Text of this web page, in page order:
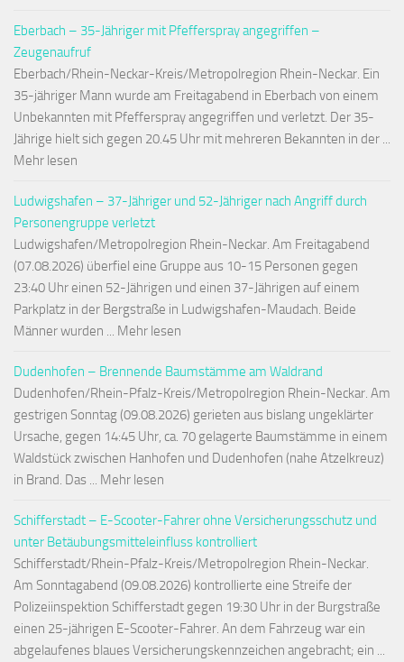
Eberbach – 35-Jähriger mit Pfefferspray angegriffen –
Zeugenaufruf
Eberbach/Rhein-Neckar-Kreis/Metropolregion Rhein-Neckar. Ein
35-jähriger Mann wurde am Freitagabend in Eberbach von einem
Unbekannten mit Pfefferspray angegriffen und verletzt. Der 35-
Jährige hielt sich gegen 20.45 Uhr mit mehreren Bekannten in der ...
Mehr lesen
Ludwigshafen – 37-Jähriger und 52-Jähriger nach Angriff durch
Personengruppe verletzt
Ludwigshafen/Metropolregion Rhein-Neckar. Am Freitagabend
(07.08.2026) überfiel eine Gruppe aus 10-15 Personen gegen
23:40 Uhr einen 52-Jährigen und einen 37-Jährigen auf einem
Parkplatz in der Bergstraße in Ludwigshafen-Maudach. Beide
Männer wurden ... Mehr lesen
Dudenhofen – Brennende Baumstämme am Waldrand
Dudenhofen/Rhein-Pfalz-Kreis/Metropolregion Rhein-Neckar. Am
gestrigen Sonntag (09.08.2026) gerieten aus bislang ungeklärter
Ursache, gegen 14:45 Uhr, ca. 70 gelagerte Baumstämme in einem
Waldstück zwischen Hanhofen und Dudenhofen (nahe Atzelkreuz)
in Brand. Das ... Mehr lesen
Schifferstadt – E-Scooter-Fahrer ohne Versicherungsschutz und
unter Betäubungsmitteleinfluss kontrolliert
Schifferstadt/Rhein-Pfalz-Kreis/Metropolregion Rhein-Neckar.
Am Sonntagabend (09.08.2026) kontrollierte eine Streife der
Polizeiinspektion Schifferstadt gegen 19:30 Uhr in der Burgstraße
einen 25-jährigen E-Scooter-Fahrer. An dem Fahrzeug war ein
abgelaufenes blaues Versicherungskennzeichen angebracht; ein ...